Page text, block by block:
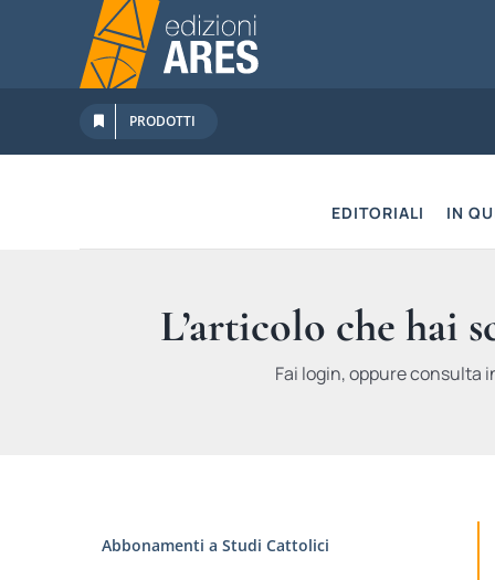
contenuto
PRODOTTI
EDITORIALI IN
L’articolo che hai
Fai login, oppure consulta
Abbonamenti a Studi Cattolici